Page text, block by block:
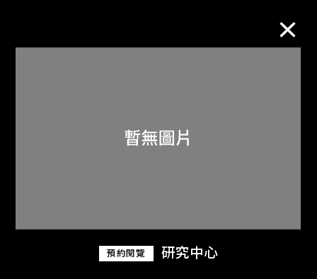
預約閱覽 研究中心
關於M+藏品
探索世界頂級的二十及二十一世紀視覺